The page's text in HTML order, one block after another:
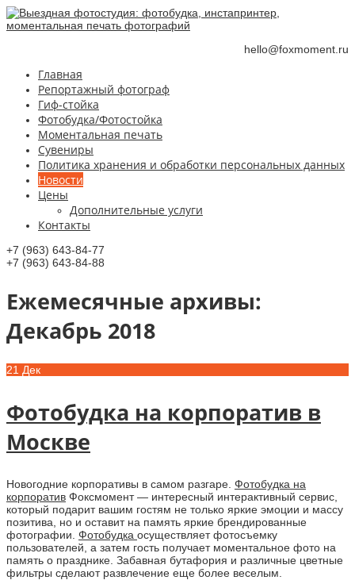
hello@foxmoment.ru
Главная
Репортажный фотограф
Гиф-стойка
Фотобудка/Фотостойка
Моментальная печать
Сувениры
Политика хранения и обработки персональных данных
Новости
Цены
Дополнительные услуги
Контакты
+7 (963) 643-84-77
+7 (963) 643-84-88
Ежемесячные aрхивы:
Декабрь 2018
21 Дек
Фотобудка на корпоратив в
Москве
Новогодние корпоративы в самом разгаре. Фотобудка на
корпоратив Фоксмомент — интересный интерактивный сервис,
который подарит вашим гостям не только яркие эмоции и массу
позитива, но и оставит на память яркие брендированные
фотографии. Фотобудка осуществляет фотосъемку
пользователей, а затем гость получает моментальное фото на
память о празднике. Забавная бутафория и различные цветные
фильтры сделают развлечение еще более веселым.